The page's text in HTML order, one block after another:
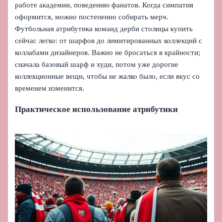
работе академии, поведению фанатов. Когда симпатия
оформится, можно постепенно собирать мерч.
Футбольная атрибутика команд дерби столицы купить
сейчас легко: от шарфов до лимитированных коллекций с
коллабами дизайнеров. Важно не бросаться в крайности;
сначала базовый шарф и худи, потом уже дорогие
коллекционные вещи, чтобы не жалко было, если вкус со
временем изменится.
Практическое использование атрибутики